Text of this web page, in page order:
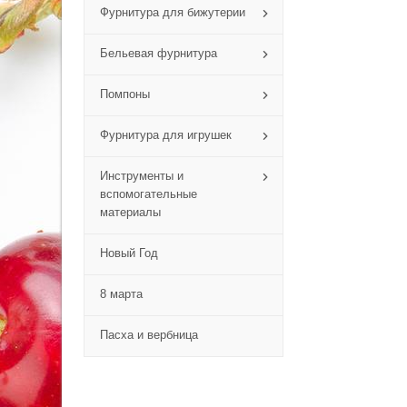
Фурнитура для бижутерии
Бельевая фурнитура
Помпоны
Фурнитура для игрушек
Инструменты и
вспомогательные
материалы
Новый Год
8 марта
Пасха и вербница